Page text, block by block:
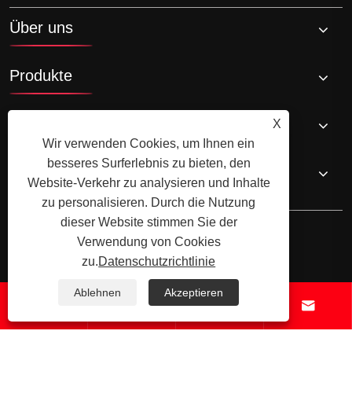
Über uns
Produkte
Kontaktiere uns
Copyright © Ningbo Shengfa Hardware Factory Limited - CNC -
Bearbeitung, Schmiedeservice - Alle Rechte vorbehalten.Links
Sitemap RSS XML Datenschutzrichtlinie
 
X
Wir verwenden Cookies, um Ihnen ein
besseres Surferlebnis zu bieten, den
Website-Verkehr zu analysieren und Inhalte
zu personalisieren. Durch die Nutzung
dieser Website stimmen Sie der
Verwendung von Cookies
zu.Datenschutzrichtlinie
Ablehnen Akzeptieren